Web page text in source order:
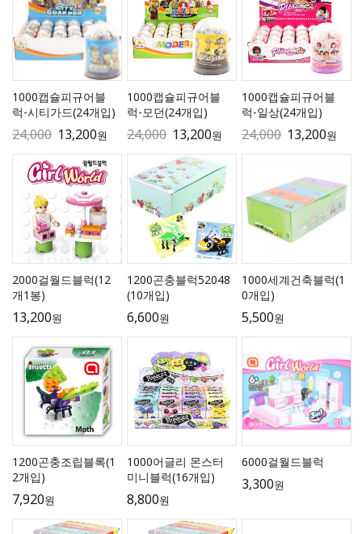
1000캡슐피규어블
럭-시티가드(24개입)
24,000 13,200원
1000캡슐피규어블
럭-모던(24개입)
24,000 13,200원
1000캡슐피규어블
럭-일상(24개입)
24,000 13,200원
2000걸월드블럭(12
개1봉)
13,200원
1200곤충블럭52048
(10개입)
6,600원
1000세계건축블럭(1
0개입)
5,500원
1200곤충조립블록(1
2개입)
7,920원
1000어글리 몬스터
미니블럭(16개입)
8,800원
6000걸월드블럭
3,300원